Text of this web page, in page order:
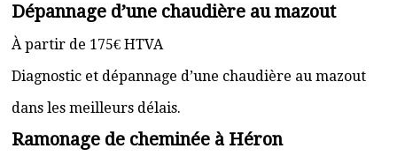
Dépannage d’une chaudière au mazout
À partir de 175€ HTVA
Diagnostic et dépannage d’une chaudière au mazout
dans les meilleurs délais.
Ramonage de cheminée à Héron